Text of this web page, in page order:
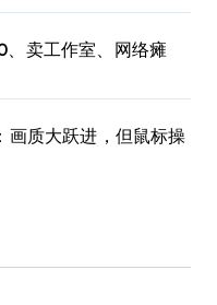
卖工作室、网络瘫
画质大跃进，但鼠标操